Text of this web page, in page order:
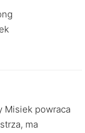
Misiek powraca
ma